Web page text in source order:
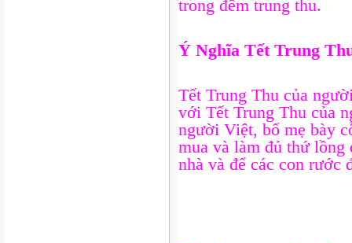
trong đêm trung thu.
Ý Nghĩa Tết Trung
Tết Trung Thu của
với Tết Trung Thu của
người Việt, bố mẹ bày
mua và làm đủ thứ lồng
nhà và để các con rước